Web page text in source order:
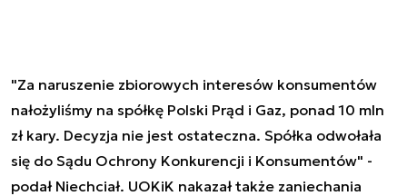
"Za naruszenie zbiorowych interesów konsumentów
nałożyliśmy na spółkę Polski Prąd i Gaz, ponad 10 mln
zł kary. Decyzja nie jest ostateczna. Spółka odwołała
się do Sądu Ochrony Konkurencji i Konsumentów" -
podał Niechciał. UOKiK nakazał także zaniechania